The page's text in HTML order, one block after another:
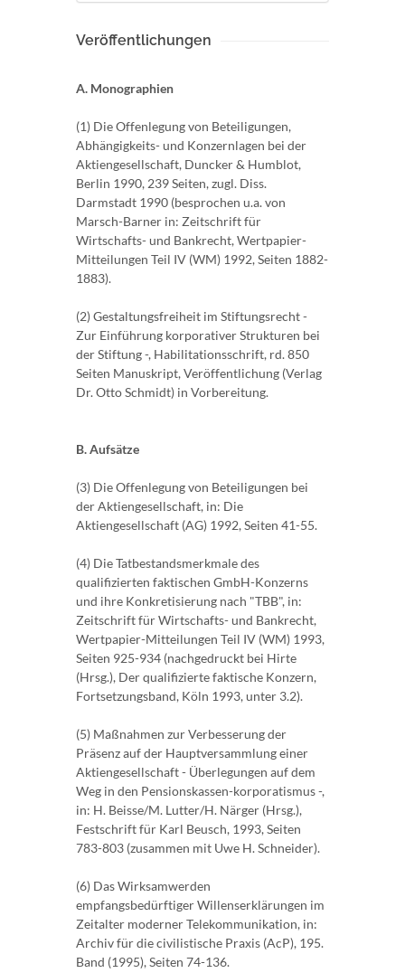
Veröffentlichungen
A. Monographien
(1) Die Offenlegung von Beteiligungen,
Abhängigkeits- und Konzernlagen bei der
Aktiengesellschaft, Duncker & Humblot,
Berlin 1990, 239 Seiten, zugl. Diss.
Darmstadt 1990 (besprochen u.a. von
Marsch-Barner in: Zeitschrift für
Wirtschafts- und Bankrecht, Wertpapier-
Mitteilungen Teil IV (WM) 1992, Seiten 1882-
1883).
(2) Gestaltungsfreiheit im Stiftungsrecht -
Zur Einführung korporativer Strukturen bei
der Stiftung -, Habilitationsschrift, rd. 850
Seiten Manuskript, Veröffentlichung (Verlag
Dr. Otto Schmidt) in Vorbereitung.
B. Aufsätze
(3) Die Offenlegung von Beteiligungen bei
der Aktiengesellschaft, in: Die
Aktiengesellschaft (AG) 1992, Seiten 41-55.
(4) Die Tatbestandsmerkmale des
qualifizierten faktischen GmbH-Konzerns
und ihre Konkretisierung nach "TBB", in:
Zeitschrift für Wirtschafts- und Bankrecht,
Wertpapier-Mitteilungen Teil IV (WM) 1993,
Seiten 925-934 (nachgedruckt bei Hirte
(Hrsg.), Der qualifizierte faktische Konzern,
Fortsetzungsband, Köln 1993, unter 3.2).
(5) Maßnahmen zur Verbesserung der
Präsenz auf der Hauptversammlung einer
Aktiengesellschaft - Überlegungen auf dem
Weg in den Pensionskassen-korporatismus -,
in: H. Beisse/M. Lutter/H. Närger (Hrsg.),
Festschrift für Karl Beusch, 1993, Seiten
783-803 (zusammen mit Uwe H. Schneider).
(6) Das Wirksamwerden
empfangsbedürftiger Willenserklärungen im
Zeitalter moderner Telekommunikation, in:
Archiv für die civilistische Praxis (AcP), 195.
Band (1995), Seiten 74-136.